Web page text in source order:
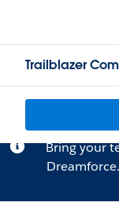
Trailblazer
Bring your
Dreamforce.